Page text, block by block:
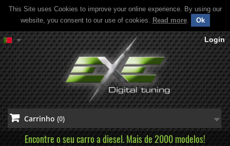
This Site uses Cookies to improve your online experience. By using our
website, you consent to our use of cookies. Read more. Ok
Login
Carrinho (0)
Encontre o seu carro a diesel. Mais de 2000 modelos!